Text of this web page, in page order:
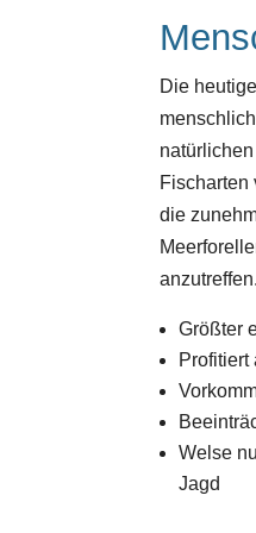
Die
die
anzutreffen.
Größter
Profitiert
Welse
Jagd